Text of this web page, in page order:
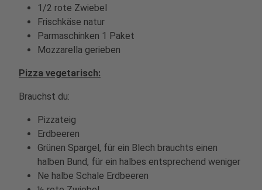
1/2 rote Zwiebel
Frischkäse natur
Parmaschinken 1 Paket
Mozzarella gerieben
Pizza vegetarisch:
Brauchst du:
Pizzateig
Erdbeeren
Grünen Spargel, für ein Blech brauchts einen
halben Bund, für ein halbes entsprechend weniger
Ne halbe Schale Erdbeeren